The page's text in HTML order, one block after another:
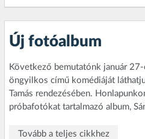
Új fotóalbum
Következő bemutatónk január
öngyilkos című komédiáját
Tamás rendezésében.
próbafotókat tartalmazó album,
Tovább a teljes cikkhez